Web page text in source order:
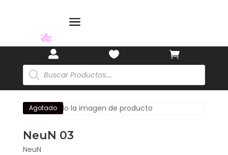
a
 

Búsqueda
de
productos
Agotado
NeuN 03
NeuN
🎋